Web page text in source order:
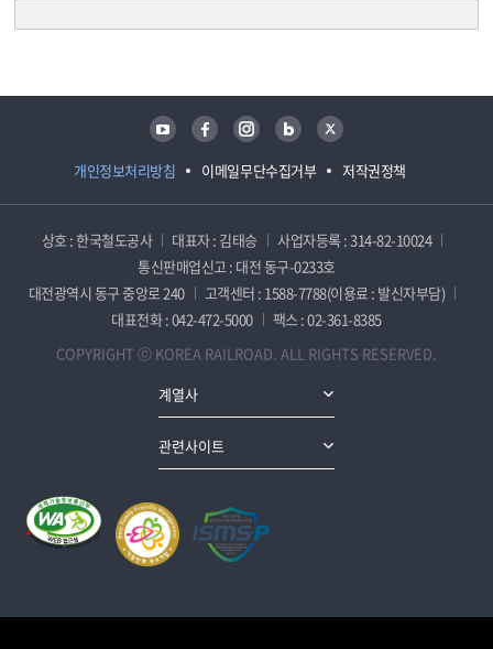
개인정보처리방침 이메일무단수집거부 저작권정책
유튜브 페이스북 인스타그램 블로그 트위터
상호 : 한국철도공사 대표자 : 김태승
사업자등록 : 314-82-10024
통신판매업신고 : 대전 동구-0233호
대전광역시 동구 중앙로 240
고객센터 : 1588-7788(이용료 : 발신자부담)
대표전화 : 042-472-5000
팩스 : 02-361-8385
COPYRIGHT ⓒ KOREA RAILROAD. ALL RIGHTS RESERVED.
계열사
관련사이트